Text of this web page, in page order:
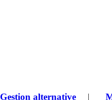
Gestion alternative |